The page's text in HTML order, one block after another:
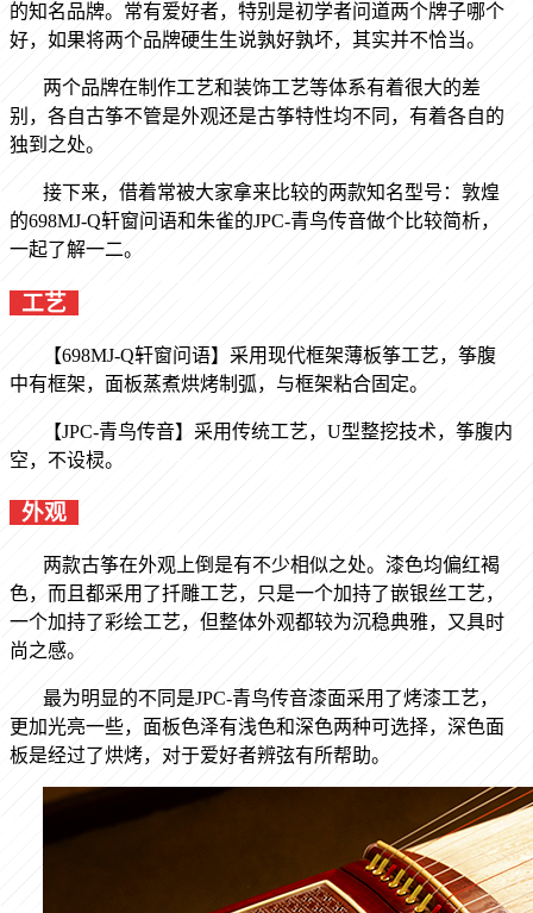
的知名品牌。常有爱好者，特别是初学者问道两个牌子哪个
好，如果将两个品牌硬生生说孰好孰坏，其实并不恰当。
两个品牌在制作工艺和装饰工艺等体系有着很大的差
别，各自古筝不管是外观还是古筝特性均不同，有着各自的
独到之处。
接下来，借着常被大家拿来比较的两款知名型号：敦煌
的698MJ-Q轩窗问语和朱雀的JPC-青鸟传音做个比较简析，
一起了解一二。
工艺
【698MJ-Q轩窗问语】采用现代框架薄板筝工艺，筝腹
中有框架，面板蒸煮烘烤制弧，与框架粘合固定。
【JPC-青鸟传音】采用传统工艺，U型整挖技术，筝腹内
空，不设棂。
外观
两款古筝在外观上倒是有不少相似之处。漆色均偏红褐
色，而且都采用了扦雕工艺，只是一个加持了嵌银丝工艺，
一个加持了彩绘工艺，但整体外观都较为沉稳典雅，又具时
尚之感。
最为明显的不同是JPC-青鸟传音漆面采用了烤漆工艺，
更加光亮一些，面板色泽有浅色和深色两种可选择，深色面
板是经过了烘烤，对于爱好者辨弦有所帮助。